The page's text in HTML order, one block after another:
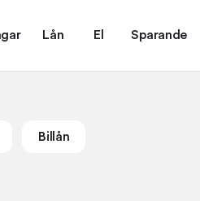
Lån El Sparande
Billån